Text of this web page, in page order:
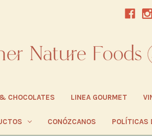
CHOCOLATES LINEA GOURMET
CONÓZCANOS POLÍTICAS